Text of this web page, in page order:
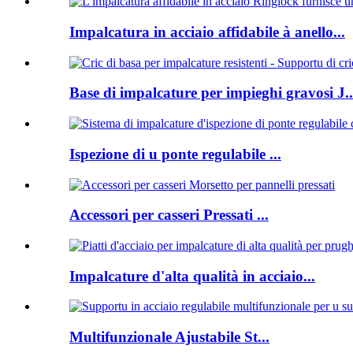
Impalcatura in acciaio affidabile à anello...
Base di impalcature per impieghi gravosi
Ispezione di u ponte regulabile ...
Accessori per casseri Pressati ...
Impalcature d'alta qualità in acciaio...
Multifunzionale Ajustabile St...